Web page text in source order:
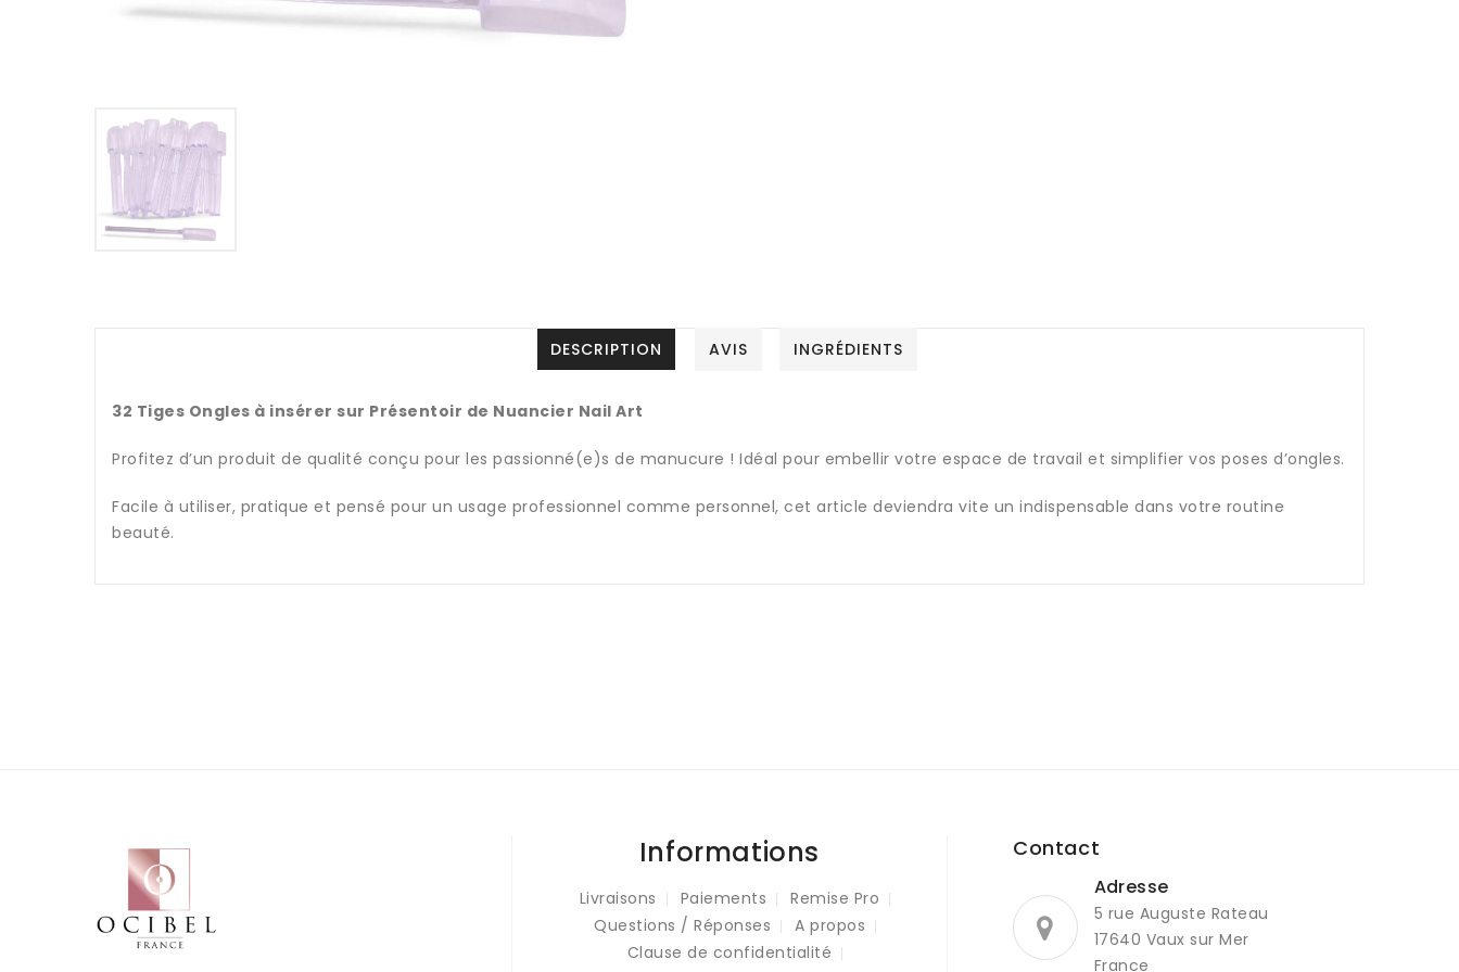
DESCRIPTION AVIS INGRÉDIENTS
32 Tiges Ongles à insérer sur Présentoir de Nuancier Nail Art
Profitez d’un produit de qualité conçu pour les passionné(e)s de manucure ! Idéal pour embellir votre espace de travail et simplifier vos poses d’ongles.
Facile à utiliser, pratique et pensé pour un usage professionnel comme personnel, cet article deviendra vite un indispensable dans votre routine
beauté.
Informations
Livraisons Paiements
Remise Pro
Questions / Réponses
A propos
Clause de confidentialité
Contact
Adresse
5 rue Auguste Rateau
17640 Vaux sur Mer
France